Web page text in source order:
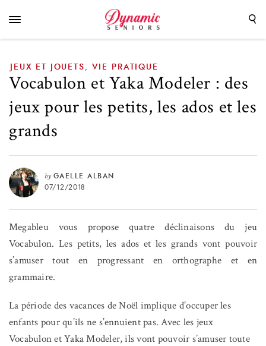
petits, les ados et les grands
JEUX ET JOUETS VIE PRATIQUE
Vocabulon et Yaka Modeler : des
jeux pour les petits, les ados et les
grands
by GAELLE ALBAN
07/12/2018
Megableu vous propose quatre déclinaisons du jeu
Vocabulon. Les petits, les ados et les grands vont pouvoir
s’amuser tout en progressant en orthographe et en
grammaire.
La période des vacances de Noël implique d’occuper les
enfants pour qu’ils ne s’ennuient pas. Avec les jeux
Vocabulon et Yaka Modeler, ils vont pouvoir s’amuser toute